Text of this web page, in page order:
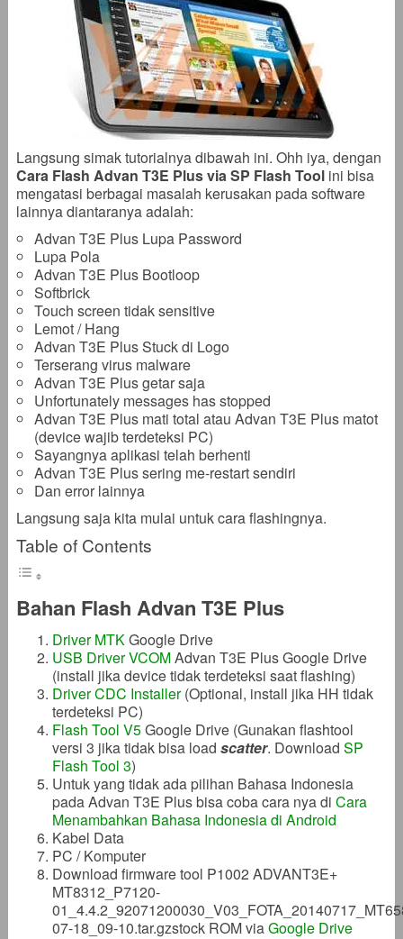
Langsung simak tutorialnya dibawah ini. Ohh iya, dengan
Cara Flash Advan T3E Plus via SP Flash Toolini bisa
mengatasi berbagai masalah kerusakan pada software
lainnya diantaranya adalah:
Advan T3E Plus Lupa Password
Lupa Pola
Advan T3E Plus Bootloop
Softbrick
Touch screen tidak sensitive
Lemot / Hang
Advan T3E Plus Stuck di Logo
Terserang virus malware
Advan T3E Plus getar saja
Unfortunately messages has stopped
Advan T3E Plus mati total atau Advan T3E Plus matot
(device wajib terdeteksi PC)
Sayangnya aplikasi telah berhenti
Advan T3E Plus sering me-restart sendiri
Dan error lainnya
Langsung saja kita mulai untuk cara flashingnya.
Table of Contents
Bahan Flash Advan T3E Plus
Driver MTKGoogle Drive
USB Driver VCOMAdvan T3E Plus Google Drive
(install jika device tidak terdeteksi saat flashing)
Driver CDC Installer(Optional, install jika HH tidak
terdeteksi PC)
Flash Tool V5Google Drive (Gunakan flashtool
versi 3 jika tidak bisa load scatter. Download SP
Flash Tool 3)
Untuk yang tidak ada pilihan Bahasa Indonesia
pada Advan T3E Plus bisa coba cara nya di Cara
Menambahkan Bahasa Indonesia di Android
Kabel Data
PC / Komputer
Download firmware tool P1002 ADVANT3E+
MT8312_P7120-
07-18_09-10.tar.gzstock ROM viaGoogle Drive